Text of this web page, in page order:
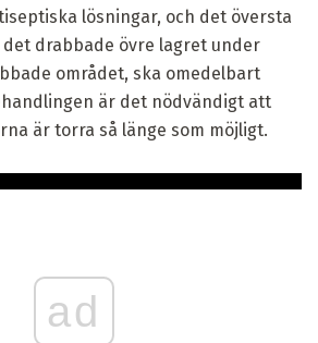
lösningar, och det översta
drabbade övre lagret under
området, ska omedelbart
är det nödvändigt att
är torra så länge som möjligt.
ad